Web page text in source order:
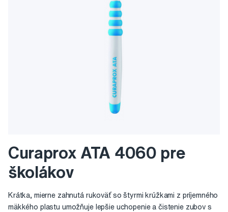
Curaprox ATA 4060 pre
školákov
Krátka, mierne zahnutá rukoväť so štyrmi krúžkami z príjemného
mäkkého plastu umožňuje lepšie uchopenie a čistenie zubov s